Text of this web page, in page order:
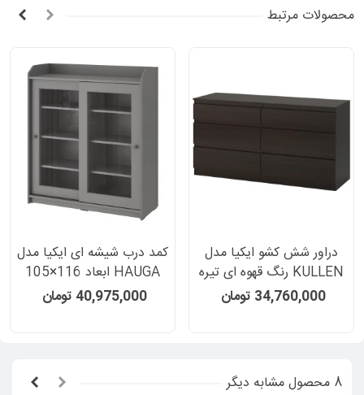
محصولات مرتبط
دراور شش کشو ایکیا مدل
KULLEN رنگ قهوه ای تیره
عرض 140 سانتیمتر
34,760,000 تومان
کمد درب شیشه ای ایکیا مدل
HAUGA ابعاد 116×105
سانتیمتر رنگ خاکستری
40,975,000 تومان
8 محصول مشابه دیگر